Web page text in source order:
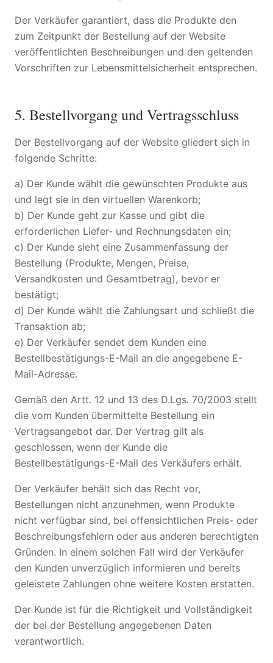
Der Verkäufer garantiert, dass die Produkte den
zum Zeitpunkt der Bestellung auf der Website
veröffentlichten Beschreibungen und den geltenden
Vorschriften zur Lebensmittelsicherheit entsprechen.
5. Bestellvorgang und Vertragsschluss
Der Bestellvorgang auf der Website gliedert sich in
folgende Schritte:
a) Der Kunde wählt die gewünschten Produkte aus
und legt sie in den virtuellen Warenkorb;
b) Der Kunde geht zur Kasse und gibt die
erforderlichen Liefer- und Rechnungsdaten ein;
c) Der Kunde sieht eine Zusammenfassung der
Bestellung (Produkte, Mengen, Preise,
Versandkosten und Gesamtbetrag), bevor er
bestätigt;
d) Der Kunde wählt die Zahlungsart und schließt die
Transaktion ab;
e) Der Verkäufer sendet dem Kunden eine
Bestellbestätigungs-E-Mail an die angegebene E-
Mail-Adresse.
Gemäß den Artt. 12 und 13 des D.Lgs. 70/2003 stellt
die vom Kunden übermittelte Bestellung ein
Vertragsangebot dar. Der Vertrag gilt als
geschlossen, wenn der Kunde die
Bestellbestätigungs-E-Mail des Verkäufers erhält.
Der Verkäufer behält sich das Recht vor,
Bestellungen nicht anzunehmen, wenn Produkte
nicht verfügbar sind, bei offensichtlichen Preis- oder
Beschreibungsfehlern oder aus anderen berechtigten
Gründen. In einem solchen Fall wird der Verkäufer
den Kunden unverzüglich informieren und bereits
geleistete Zahlungen ohne weitere Kosten erstatten.
Der Kunde ist für die Richtigkeit und Vollständigkeit
der bei der Bestellung angegebenen Daten
verantwortlich.